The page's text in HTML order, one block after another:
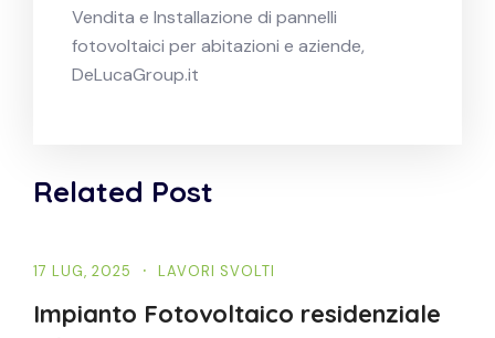
Vendita e Installazione di pannelli
fotovoltaici per abitazioni e aziende,
DeLucaGroup.it
Related Post
17 LUG, 2025 LAVORI SVOLTI
Impianto Fotovoltaico residenziale